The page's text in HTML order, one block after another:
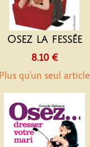
Osez la fessée
8.10 €
Plus qu'un seul article